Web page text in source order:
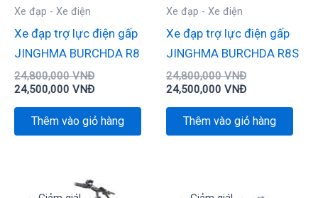
Xe đạp - Xe điện
Xe đạp trợ lực điện gấp
JINGHMA BURCHDA R8
24,800,000VNĐ
24,500,000 VNĐ
Thêm vào giỏ hàng
Xe đạp - Xe điện
Xe đạp trợ lực điện gấp
JINGHMA BURCHDA R8S
24,800,000VNĐ
24,500,000 VNĐ
Thêm vào giỏ hàng
gốc
hiện